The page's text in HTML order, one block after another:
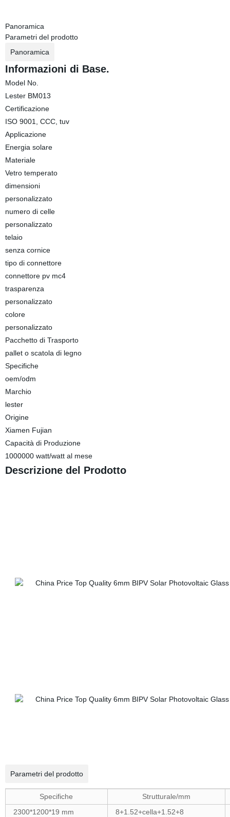
Panoramica
Parametri del prodotto
Panoramica
Informazioni di Base.
Model No.
Lester BM013
Certificazione
ISO 9001, CCC, tuv
Applicazione
Energia solare
Materiale
Vetro temperato
dimensioni
personalizzato
numero di celle
personalizzato
telaio
senza cornice
tipo di connettore
connettore pv mc4
trasparenza
personalizzato
colore
personalizzato
Pacchetto di Trasporto
pallet o scatola di legno
Specifiche
oem/odm
Marchio
lester
Origine
Xiamen Fujian
Capacità di Produzione
1000000 watt/watt al mese
Descrizione del Prodotto
Parametri del prodotto
Specifiche
Strutturale/mm
2300*1200*19 mm
8+1.52+cella+1.52+8